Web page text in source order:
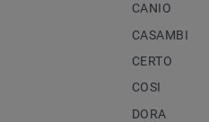
CANIO
CASAMBI
CERTO
COSI
DORA